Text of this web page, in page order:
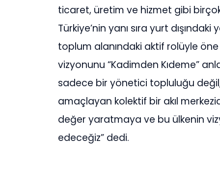
ticaret, üretim ve hizmet gibi
Türkiye’nin yanı sıra yurt
toplum alanındaki aktif rolüyle öne
vizyonunu “Kadimden Kıdeme”
sadece bir yönetici topluluğu
amaçlayan kolektif bir akıl
değer yaratmaya ve bu ülkenin
edeceğiz” dedi.